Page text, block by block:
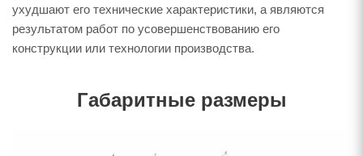
ухудшают его технические характеристики, а являются
результатом работ по усовершенствованию его
конструкции или технологии производства.
Габаритные размеры